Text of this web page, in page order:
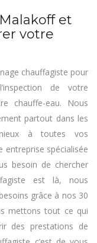
et
votre
chauffagiste pour
de votre
chauffe-eau. Nous
partout dans les
à toutes vos
entreprise spécialisée
besoin de chercher
est là, nous
grâce à nos 30
mettons tout ce qui
des prestations de